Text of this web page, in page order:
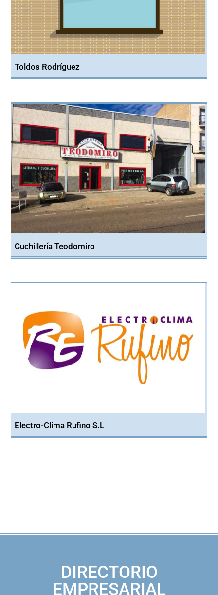
Toldos Rodríguez
Cuchillería Teodomiro
Electro-Clima Rufino S.L
DIRECTORIO
EMPRESARIAL